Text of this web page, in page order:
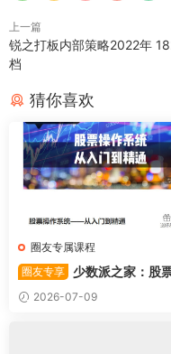
上一篇
锐之打板内部策略2022年
档
猜你喜欢
圈友专属课程
圈友专享
少数派之家：股
作系统—从入门到精通
2026-07-09